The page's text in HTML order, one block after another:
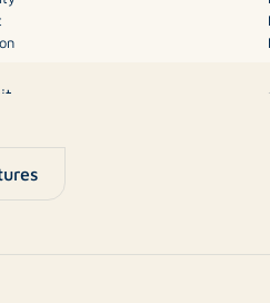
op de begane grond wordt